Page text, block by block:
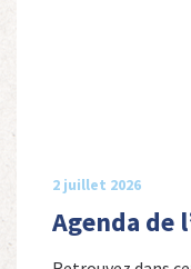
2 juillet 2026
Agenda de